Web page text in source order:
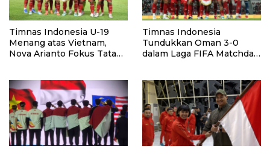
Timnas Indonesia U-19
Menang atas Vietnam,
Nova Arianto Fokus Tatap
Timnas Indonesia
Tundukkan Oman 3-0
dalam Laga FIFA Matchday